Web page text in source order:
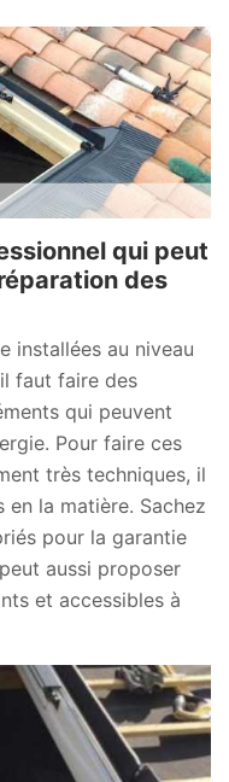
qui peut
des
installées au niveau
faut faire des
qui peuvent
Pour faire ces
très techniques, il
la matière. Sachez
pour la garantie
aussi proposer
et accessibles à